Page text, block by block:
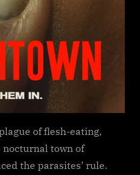
of flesh-eating,
town of
the parasites’ rule.